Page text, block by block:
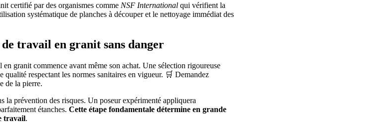
certifié par des organismes comme NSF International qui vérifient la
systématique de planches à découper et le nettoyage immédiat des
travail en granit sans danger
granit commence avant même son achat. Une sélection rigoureuse
qualité respectant les normes sanitaires en vigueur. 🛒 Demandez
de la pierre.
la prévention des risques. Un poseur expérimenté appliquera
étanches. Cette étape fondamentale détermine en grande
travail.